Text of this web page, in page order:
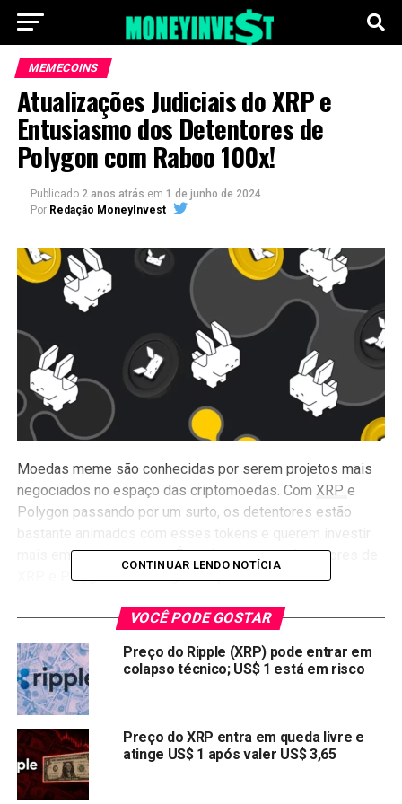
MEMECOINS
Atualizações Judiciais do XRP e
Entusiasmo dos Detentores de
Polygon com Raboo 100x!
Publicado 2 anos atrás em 1 de junho de 2024
Por Redação MoneyInvest
Moedas meme são conhecidas por serem projetos mais
negociados no espaço das criptomoedas. Com XRP e
Polygon passando por um surto, os detentores estão
mais em moedas meme. É por isso que os detentores de
XRP e Polygon estão migrando para Raboo.
Raboo é a nova moeda meme com suporte de IA que é
de ponta. Especialistas estimam que durante a pré-venda,
o preço do$RABT aumentará em 233%
como uma das maiores
Neste artigo, vamos explorar detalhes sobre o preço de
mercado desses tokens, juntamente com o que os
investidores podem ganhar.
CONTINUAR LENDO NOTÍCIA
VOCÊ PODE GOSTAR
Preço do Ripple (XRP) pode entrar em
colapso técnico; US$ 1 está em risco
Preço do XRP entra em queda livre e
atinge US$ 1 após valer US$ 3,65